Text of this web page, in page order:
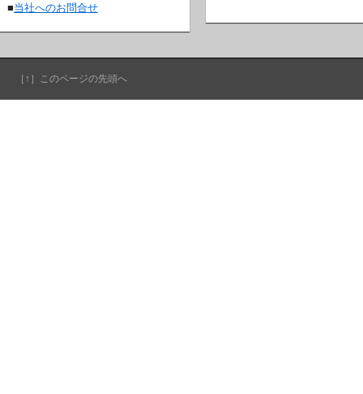
■当社へのお問合せ
［↑］このページの先頭へ